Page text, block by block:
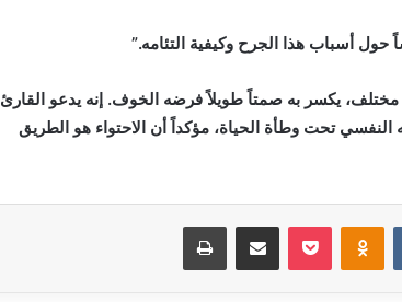
أسباب هذا الجرح وكيفية التئامه.”
مختلف، يكسر به صمتاً طويلاً فرضه الخوف. إنه يدعو القارئ
تحت وطأة الحياة، مؤكداً أن الاحتواء هو الطريق
‏VKontakte
Odnoklassniki بوكيت مشاركة عبر البريد طباعة